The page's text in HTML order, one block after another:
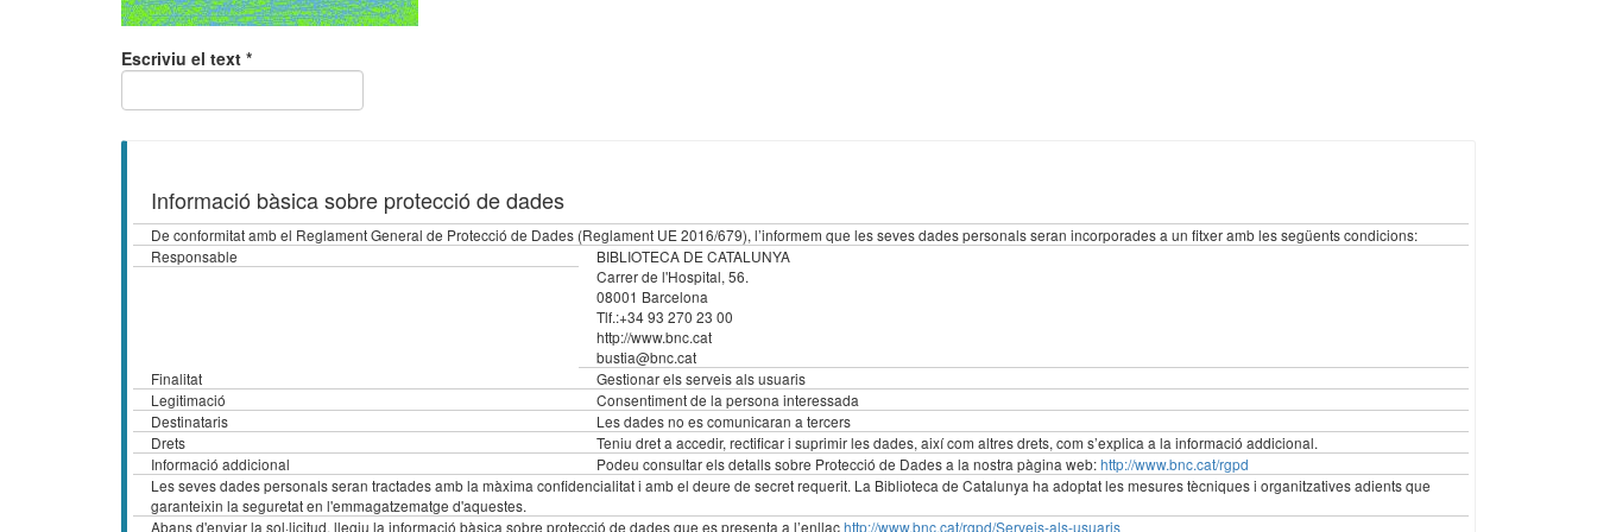
Escriviu el text *
Informació bàsica sobre protecció de dades
De conformitat amb el Reglament General de Protecció de Dades (Reglament UE 2016/679), l’informem que les seves dades personals seran incorporades a un fitxer amb les següents condicions:
Responsable
BIBLIOTECA DE CATALUNYA
Carrer de l'Hospital, 56.
08001 Barcelona
Tlf.:+34 93 270 23 00
http://www.bnc.cat
bustia@bnc.cat
Finalitat
Gestionar els serveis als usuaris
Legitimació
Consentiment de la persona interessada
Destinataris
Les dades no es comunicaran a tercers
Drets
Teniu dret a accedir, rectificar i suprimir les dades, així com altres drets, com s’explica a la informació addicional.
Informació addicional
Podeu consultar els detalls sobre Protecció de Dades a la nostra pàgina web:http://www.bnc.cat/rgpd
Les seves dades personals seran tractades amb la màxima confidencialitat i amb el deure de secret requerit. La Biblioteca de Catalunya ha adoptat les mesures tècniques i organitzatives adients que
garanteixin la seguretat en l'emmagatzematge d'aquestes.
Abans d'enviar la sol·licitud, llegiu la informació bàsica sobre protecció de dades que es presenta a l’enllaçhttp://www.bnc.cat/rgpd/Serveis-als-usuaris